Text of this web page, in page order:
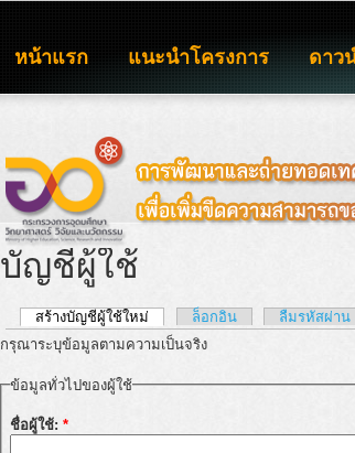
หน้าแรก แนะนำโครงการ ดาว
บัญชีผู้ใช้
สร้างบัญชีผู้ใช้ใหม่ ล็อกอิน
ลืมรหัสผ่าน
กรุณาระบุข้อมูลตามความเป็นจริง
ข้อมูลทั่วไปของผู้ใช้
ชื่อผู้ใช้: *